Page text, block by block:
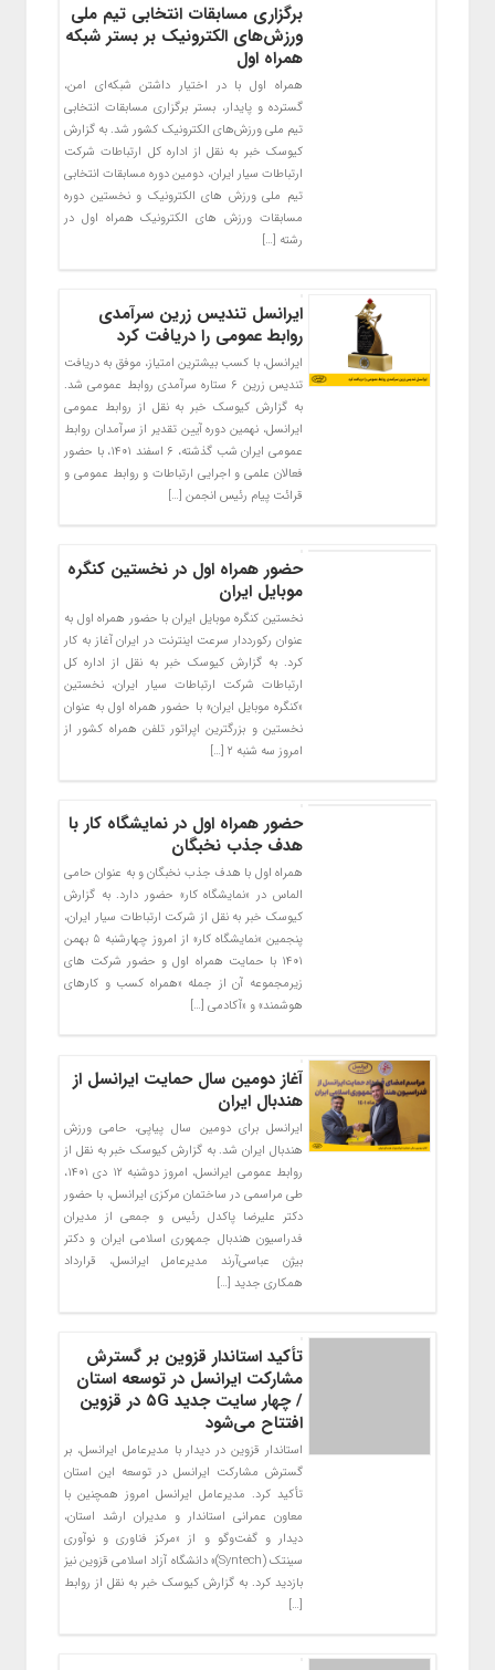
برگزاری مسابقات انتخابی تیم ملی
ورزش‌های الکترونیک بر بستر شبکه
همراه اول
همراه اول با در اختیار داشتن شبکه‌ای امن،
گسترده و پایدار، بستر برگزاری مسابقات انتخابی
تیم ملی ورزش‌های الکترونیک کشور شد. به گزارش
کیوسک خبر به نقل از اداره کل ارتباطات شرکت
ارتباطات سیار ایران، دومین دوره مسابقات انتخابی
تیم ملی ورزش های الکترونیک و نخستین دوره
مسابقات ورزش های الکترونیک همراه اول در
رشته […]
ایرانسل تندیس زرین سرآمدی
روابط عمومی را دریافت کرد
ایرانسل، با کسب بیشترین امتیاز، موفق به دریافت
تندیس زرین ۶ ستاره سرآمدی روابط عمومی شد.
به گزارش کیوسک خبر به نقل از روابط عمومی
ایرانسل، نهمین دوره آیین تقدیر از سرآمدان روابط
عمومی ایران شب گذشته، ۶ اسفند ۱۴۰۱، با حضور
فعالان علمی و اجرایی ارتباطات و روابط عمومی و
قرائت پیام رئیس انجمن […]
حضور همراه اول در نخستین کنگره
موبایل ایران
نخستین کنگره موبایل ایران با حضور همراه اول به
عنوان رکورددار سرعت اینترنت در ایران آغاز به کار
کرد. به گزارش کیوسک خبر به نقل از اداره کل
ارتباطات شرکت ارتباطات سیار ایران، نخستین
«کنگره موبایل ایران» با حضور همراه اول به عنوان
نخستین و بزرگترین اپراتور تلفن همراه کشور از
امروز سه شنبه ۲ […]
حضور همراه اول در نمایشگاه کار با
هدف جذب نخبگان
همراه اول با هدف جذب نخبگان و به عنوان حامی
الماس در «نمایشگاه کار» حضور دارد. به گزارش
کیوسک خبر به نقل از شرکت ارتباطات سیار ایران،
پنجمین «نمایشگاه کار» از امروز چهارشنبه ۵ بهمن
۱۴۰۱ با حمایت همراه اول و حضور شرکت های
زیرمجموعه آن از جمله «همراه کسب و کارهای
هوشمند» و «آکادمی […]
آغاز دومین سال حمایت ایرانسل از
هندبال ایران
ایرانسل برای دومین سال پیاپی، حامی ورزش
هندبال ایران شد. به گزارش کیوسک خبر به نقل از
روابط عمومی ایرانسل، امروز دوشنبه ۱۲ دی ۱۴۰۱،
طی مراسمی در ساختمان مرکزی ایرانسل، با حضور
دکتر علیرضا پاکدل رئیس و جمعی از مدیران
فدراسیون هندبال جمهوری اسلامی ایران و دکتر
بیژن عباسی‌آرند مدیرعامل ایرانسل، قرارداد
همکاری جدید […]
تأکید استاندار قزوین بر گسترش
مشارکت ایرانسل در توسعه استان
/ چهار سایت جدید ۵G در قزوین
افتتاح می‌شود
استاندار قزوین در دیدار با مدیرعامل ایرانسل، بر
گسترش مشارکت ایرانسل در توسعه این استان
تأکید کرد. مدیرعامل ایرانسل امروز همچنین با
معاون عمرانی استاندار و مدیران ارشد استان،
دیدار و گفت‌وگو و از «مرکز فناوری و نوآوری
سینتک (Syntech)» دانشگاه آزاد اسلامی قزوین نیز
بازدید کرد. به گزارش کیوسک خبر به نقل از روابط
[…]